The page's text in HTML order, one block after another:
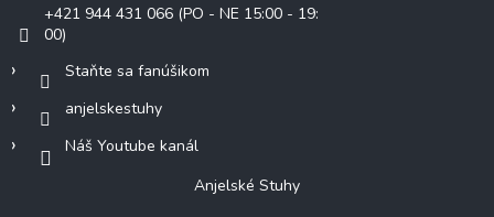
+421 944 431 066 (PO - NE 15:00 - 19:
00)
Staňte sa fanúšikom
anjelskestuhy
Náš Youtube kanál
Anjelské Stuhy